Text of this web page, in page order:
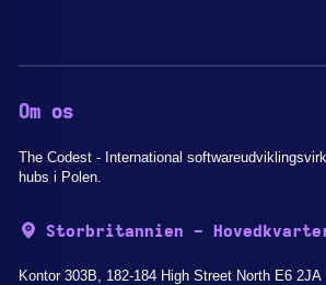
Om os
The Codest - International
hubs i Polen.
Storbritannien -
Kontor 303B, 182-184 High Street North E6 2JA